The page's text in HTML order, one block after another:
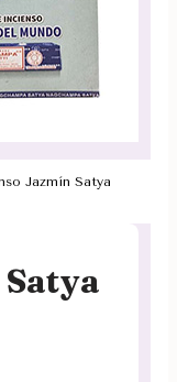
Jazmín Satya